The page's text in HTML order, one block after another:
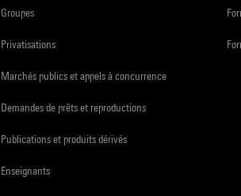
Groupes
Privatisations
Marchés publics et appels à concurrence
Demandes de prêts et reproductions
Publications et produits dérivés
Enseignants